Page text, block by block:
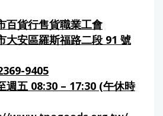
百貨行售貨職業工會
大安區羅斯福路二段 91 號
9405
週五 08:30 – 17:30 (午休時